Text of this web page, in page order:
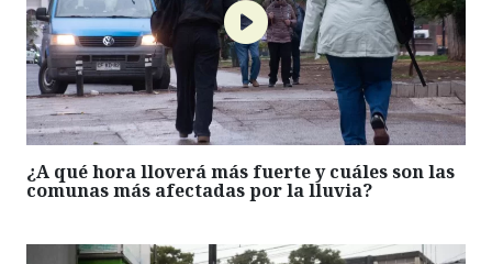
¿A qué hora lloverá más fuerte y cuáles son las
comunas más afectadas por la lluvia?